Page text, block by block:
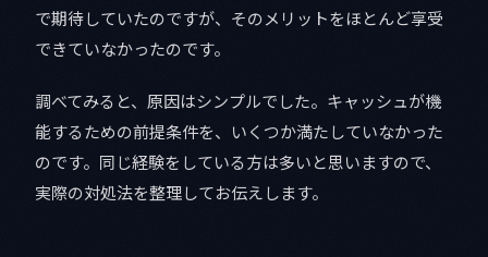
で期待していたのですが、そのメリットをほとんど享受
できていなかったのです。
調べてみると、原因はシンプルでした。キャッシュが機
能するための前提条件を、いくつか満たしていなかった
のです。同じ経験をしている方は多いと思いますので、
実際の対処法を整理してお伝えします。